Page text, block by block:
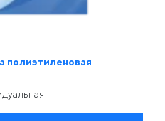
полиэтиленовая